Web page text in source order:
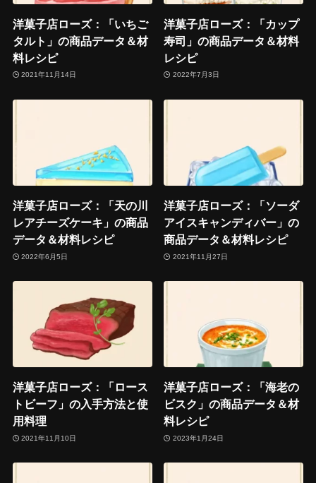
洋菓子店ローズ：「いちご
タルト」の商品データ＆材
料レシピ
2021年11月14日
洋菓子店ローズ：「カップ
寿司」の商品データ＆材料
レシピ
2022年7月3日
洋菓子店ローズ：「天の川
レアチーズケーキ」の商品
データ＆材料レシピ
2022年6月5日
洋菓子店ローズ：「ソーダ
アイスキャンディバー」の
商品データ＆材料レシピ
2021年11月27日
洋菓子店ローズ：「ロース
トビーフ」の入手方法と使
用料理
2021年11月10日
洋菓子店ローズ：「海老の
ビスク」の商品データ＆材
料レシピ
2023年1月24日